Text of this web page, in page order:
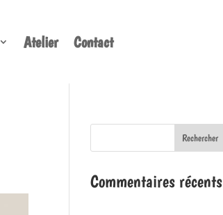
Atelier Contact
Commentaires récents